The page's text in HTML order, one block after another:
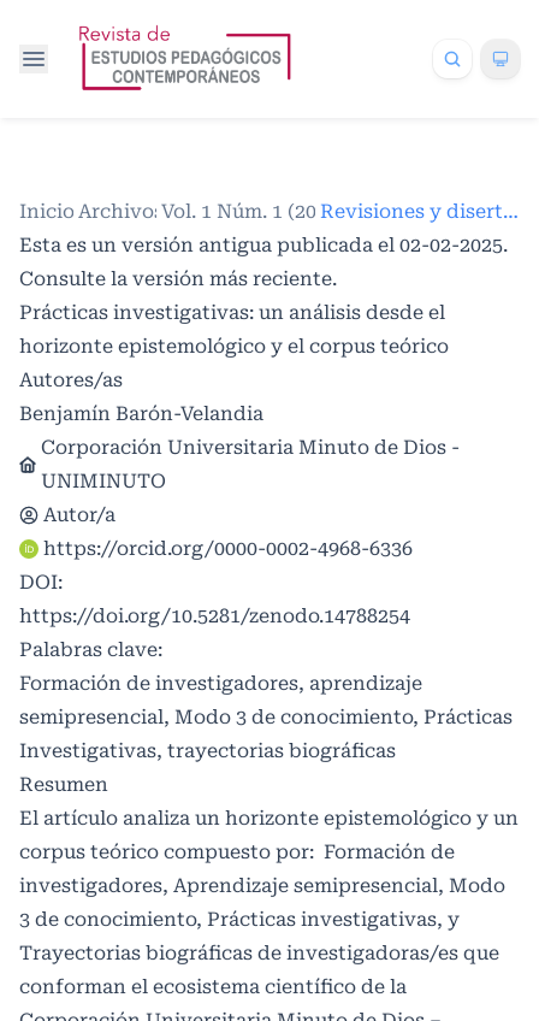
Inicio /
Archivos /
Vol. 1 Núm. 1 (2025) /
Revisiones y disertaciones
Esta es un versión antigua publicada el 02-02-2025.
Consulte la versión más reciente.
Prácticas investigativas: un análisis desde el
horizonte epistemológico y el corpus teórico
Autores/as
Benjamín Barón-Velandia
Corporación Universitaria Minuto de Dios -
UNIMINUTO
Autor/a
https://orcid.org/0000-0002-4968-6336
DOI:
https://doi.org/10.5281/zenodo.14788254
Palabras clave:
Formación de investigadores, aprendizaje
semipresencial, Modo 3 de conocimiento, Prácticas
Investigativas, trayectorias biográficas
Resumen
El artículo analiza un horizonte epistemológico y un
corpus teórico compuesto por: Formación de
investigadores, Aprendizaje semipresencial, Modo
3 de conocimiento, Prácticas investigativas, y
Trayectorias biográficas de investigadoras/es que
conforman el ecosistema científico de la